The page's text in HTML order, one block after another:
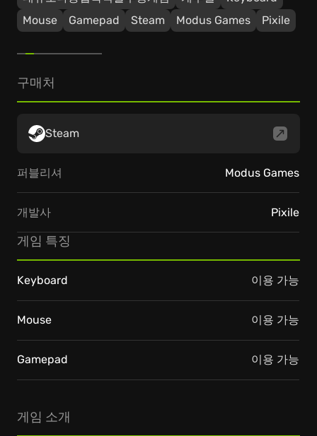
Mouse
Gamepad Steam Modus Games Pixile
게임 소개
구매처
Steam
퍼블리셔 Modus Games
개발사 Pixile
게임 특징
Keyboard 이용 가능
Mouse 이용 가능
Gamepad 이용 가능